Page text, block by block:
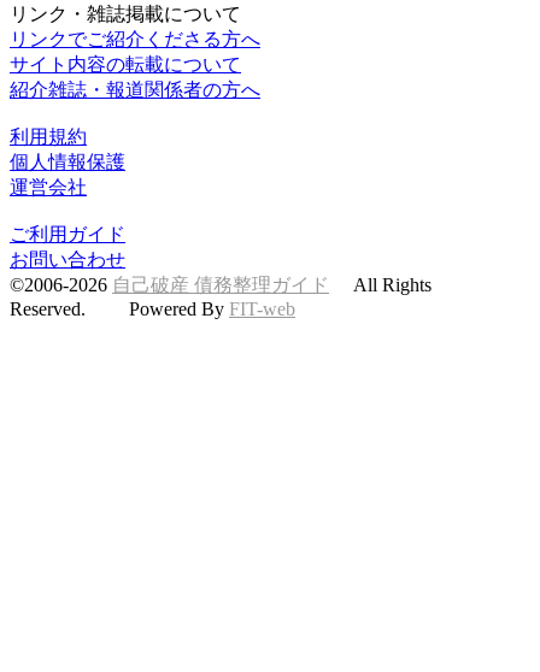
リンク・雑誌掲載について
リンクでご紹介くださる方へ
サイト内容の転載について
紹介雑誌・報道関係者の方へ
利用規約
個人情報保護
運営会社
ご利用ガイド
お問い合わせ
©2006-2026 自己破産 債務整理ガイド
All Rights
Reserved. Powered By FIT-web